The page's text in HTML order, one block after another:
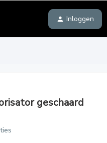
Inloggen
geschaard